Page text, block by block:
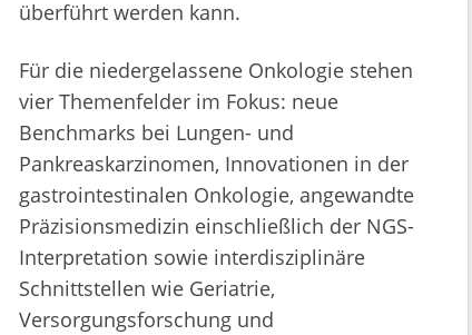
überführt werden kann.
Für die niedergelassene Onkologie stehen
vier Themenfelder im Fokus: neue
Benchmarks bei Lungen- und
Pankreaskarzinomen, Innovationen in der
gastrointestinalen Onkologie, angewandte
Präzisionsmedizin einschließlich der NGS-
Interpretation sowie interdisziplinäre
Schnittstellen wie Geriatrie,
Versorgungsforschung und